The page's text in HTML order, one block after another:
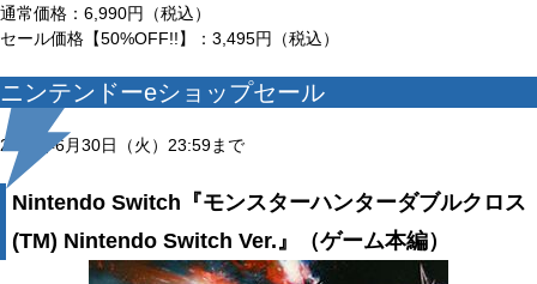
通常価格：6,990円（税込）
セール価格【50%OFF!!】：3,495円（税込）
ニンテンドーeショップセール
2026年6月30日（火）23:59まで
Nintendo Switch『モンスターハンターダブルクロス
(TM) Nintendo Switch Ver.』（ゲーム本編）